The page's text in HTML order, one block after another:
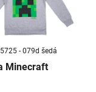
f UK 23 55725 - 079d šedá
Minecraft